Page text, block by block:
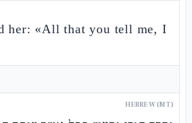
her: «All that you tell me, I
HEBREW (MT)